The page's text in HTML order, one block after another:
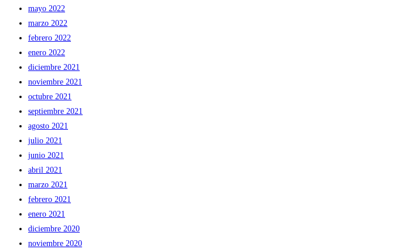
mayo 2022
marzo 2022
febrero 2022
enero 2022
diciembre 2021
noviembre 2021
octubre 2021
septiembre 2021
agosto 2021
julio 2021
junio 2021
abril 2021
marzo 2021
febrero 2021
enero 2021
diciembre 2020
noviembre 2020